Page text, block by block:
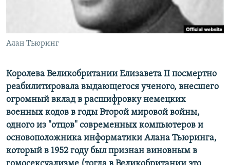
English
Все сайты Радио Азатутюн
Алан Тьюринг
Королева Великобритании Елизавета II посмертно
реабилитировала выдающегося ученого, внесшего
огромный вклад в расшифровку немецких
военных кодов в годы Второй мировой войны,
одного из "отцов" современных компьютеров и
основоположника информатики Алана Тьюринга,
который в 1952 году был признан виновным в